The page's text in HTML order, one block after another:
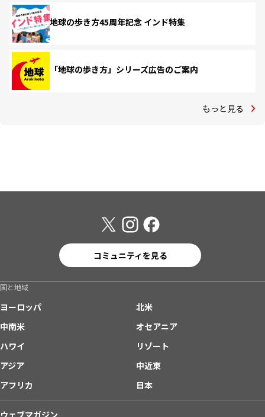
地球の歩き方45周年記念 インド特集
「地球の歩き方」シリーズ広告のご案内
もっと見る
コミュニティを見る
国と地域
ヨーロッパ
北米
中南米
オセアニア
ハワイ
リゾート
アジア
中近東
アフリカ
日本
ウェブマガジン